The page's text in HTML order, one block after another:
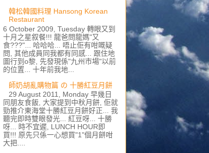
韓松韓國料理 Hansong Korean
Restaurant
6 October 2009, Tuesday 轉眼又到
十月之星叙餐!!! 龍爸問龍媽"又
食???"... 哈哈哈... 唔止佢有咁嘅疑
問, 其他成員同我都有同感... 跟住地
圖行到o黎, 先發現係"九州市場"以前
的位置... 十年前我地...
師奶胡亂購物篇 の 十勝紅豆月餅
29 August 2011, Monday 早幾日
同朋友食飯, 大家提到中秋月餅, 佢就
勁推介東海堂十勝紅豆月餅好正... 我
聽完即時雙眼發光... 紅豆呀... 十勝
呀... 時不宜遲, LUNCH HOUR即
買!!! 原先只係一心想買"1"個月餅咁
大把....